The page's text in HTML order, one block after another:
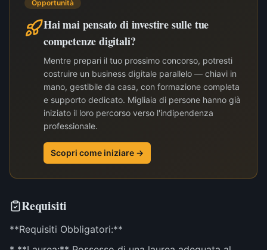
Opportunità
Hai mai pensato di investire sulle tue
competenze digitali?
Mentre prepari il tuo prossimo concorso, potresti
costruire un business digitale parallelo — chiavi in
mano, gestibile da casa, con formazione completa
e supporto dedicato. Migliaia di persone hanno già
iniziato il loro percorso verso l'indipendenza
professionale.
Scopri come iniziare →
Requisiti
**Requisiti Obbligatori:**